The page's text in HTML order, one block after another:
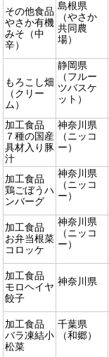
その他食品
やさか有機
みそ（中
辛）
島根県
（やさか
共同農
場）
もろこし畑
（クリー
ム）
静岡県
（フルー
ツバスケ
ット）
加工食品
７種の国産
具材入り豚
汁
神奈川県
（ニッコ
ー）
加工食品
鶏ごぼうハ
ンバーグ
神奈川県
（ニッコ
ー）
加工食品
お弁当根菜
コロッケ
神奈川県
（ニッコ
ー）
加工食品
モロヘイヤ
餃子
神奈川県
加工食品
バラ凍結小
松菜
千葉県
（和郷）